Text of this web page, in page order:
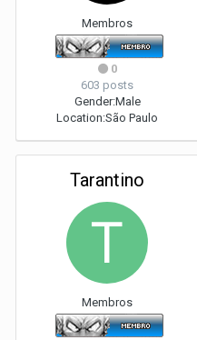
Membros
0
603 posts
Gender:Male
Location:São Paulo
Tarantino
Membros